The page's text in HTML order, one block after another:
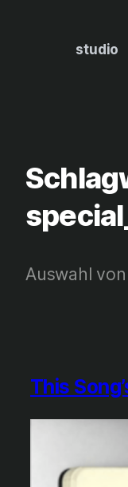
studio
Auswahl
This